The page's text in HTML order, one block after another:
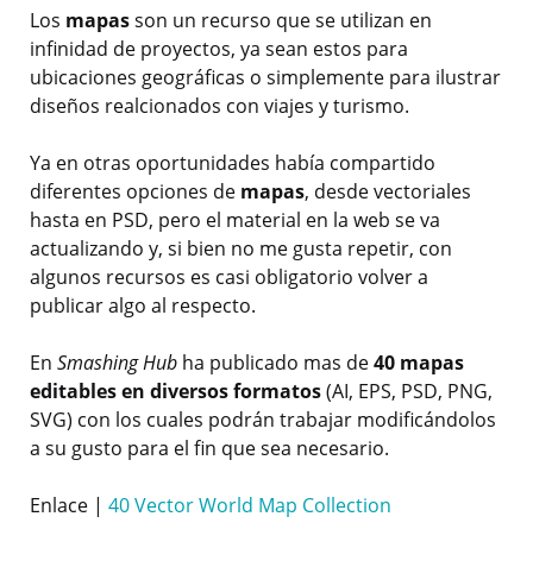
Los mapasson un recurso que se utilizan en
infinidad de proyectos, ya sean estos para
ubicaciones geográficas o simplemente para ilustrar
diseños realcionados con viajes y turismo.
Ya en otras oportunidades había compartido
diferentes opciones de mapas, desde vectoriales
hasta en PSD, pero el material en la web se va
actualizando y, si bien no me gusta repetir, con
algunos recursos es casi obligatorio volver a
publicar algo al respecto.
En Smashing Hub ha publicado mas de40 mapas
editables en diversos formatos(AI, EPS, PSD, PNG,
SVG) con los cuales podrán trabajar modificándolos
a su gusto para el fin que sea necesario.
Enlace | 40 Vector World Map Collection